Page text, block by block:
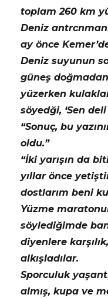
toplam 260 km
Deniz
ay önce
Deniz suyunun
güneş
yüzerken
söyedği, ‘Sen
“Sonuç, bu
oldu.”
“İki yarışın da
yıllar önce
dostlarım beni
Yüzme
söylediğimde
diyenlere
alkışladılar.
Sporculuk
almış, kupa ve